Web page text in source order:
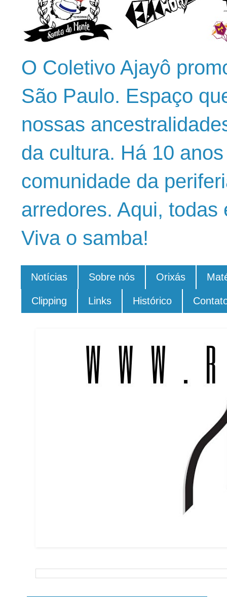
O Coletivo Ajayô
São Paulo. Espaço
nossas
da cultura. Há 10
comunidade da
arredores. Aqui,
Viva o samba!
Notícias Sobre nós Orixás
Clipping Links Histórico